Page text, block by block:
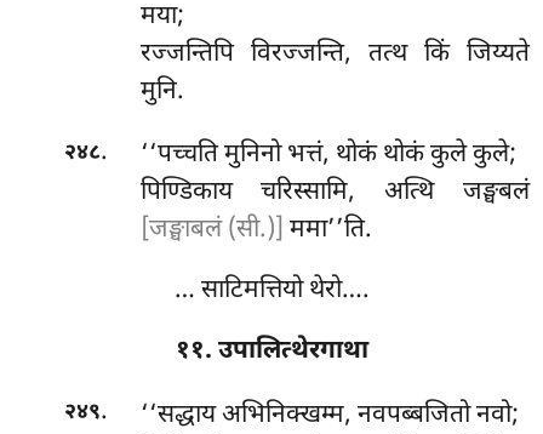
मया;
रज्जन्तिपि विरज्जन्ति, तत्थ किं जिय्यते
मुनि.
२४८.
‘‘पच्चति मुनिनो भत्तं, थोकं थोकं कुले कुले;
पिण्डिकाय चरिस्सामि, अत्थि जङ्घबलं
[जङ्घाबलं (सी.)] ममा’’ति.
… साटिमत्तियो थेरो….
११. उपालित्थेरगाथा
२४९.
‘‘सद्धाय अभिनिक्खम्म, नवपब्बजितो नवो;